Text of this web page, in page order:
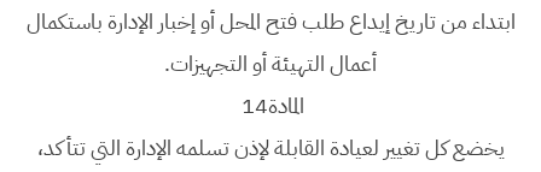
ابتداء من تاريخ إيداع طلب فتح المحل أو إخبار الإدارة باستكمال
أعمال التهيئة أو التجهيزات.
المادة14
يخضع كل تغيير لعيادة القابلة لإذن تسلمه الإدارة التي تتأكد،